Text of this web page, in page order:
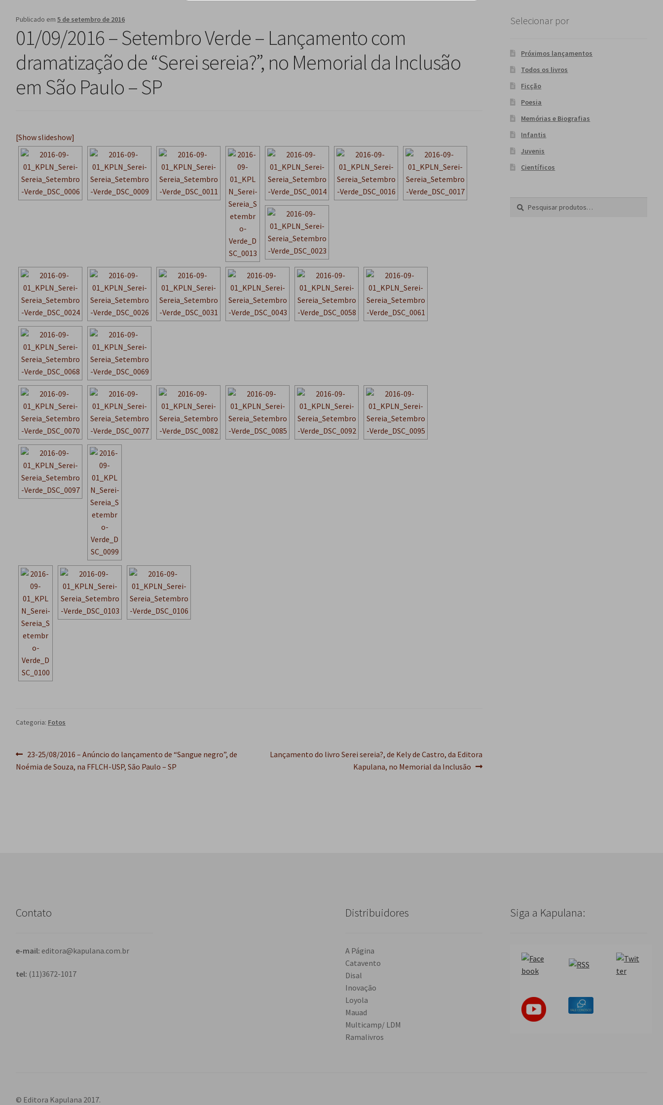
Publicado em 5 de setembro de 2016
01/09/2016 – Setembro Verde – Lançamento com
dramatização de “Serei sereia?”, no Memorial da Inclusão
em São Paulo – SP
[Show slideshow]
Categoria: Fotos
Navegação
de
Post
anterior:
23-25/08/2016 – Anúncio do lançamento de “Sangue negro”, de
Noémia de Souza, na FFLCH-USP, São Paulo – SP
Próximo
Lançamento do livro Serei sereia?, de Kely de Castro, da Editora
Kapulana, no Memorial da Inclusão
Selecionar por
Próximos lançamentos
Todos os livros
Ficção
Poesia
Memórias e Biografias
Infantis
Juvenis
Científicos
Pesquisar
Contato
e-mail: editora@kapulana.com.br
tel: (11)3672-1017
Distribuidores
A Página
Catavento
Disal
Inovação
Loyola
Mauad
Multicamp/ LDM
Ramalivros
Siga a Kapulana:
© Editora Kapulana 2017.